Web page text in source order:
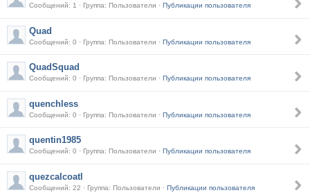
Сообщений: 1 · Группа: Пользователи · Публикации пользователя
Quad
Сообщений: 0 · Группа: Пользователи · Публикации пользователя
QuadSquad
Сообщений: 0 · Группа: Пользователи · Публикации пользователя
quenchless
Сообщений: 0 · Группа: Пользователи · Публикации пользователя
quentin1985
Сообщений: 0 · Группа: Пользователи · Публикации пользователя
quezcalcoatl
Сообщений: 22 · Группа: Пользователи · Публикации пользователя